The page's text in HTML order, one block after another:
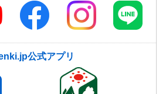
公式アプリ